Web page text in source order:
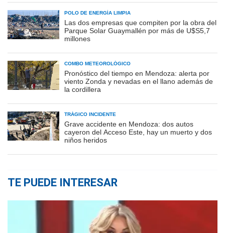
POLO DE ENERGÍA LIMPIA
Las dos empresas que compiten por la obra del
Parque Solar Guaymallén por más de U$S5,7
millones
COMBO METEOROLÓGICO
Pronóstico del tiempo en Mendoza: alerta por
viento Zonda y nevadas en el llano además de
la cordillera
TRÁGICO INCIDENTE
Grave accidente en Mendoza: dos autos
cayeron del Acceso Este, hay un muerto y dos
niños heridos
TE PUEDE INTERESAR